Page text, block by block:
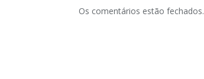
Os comentários estão fechados.